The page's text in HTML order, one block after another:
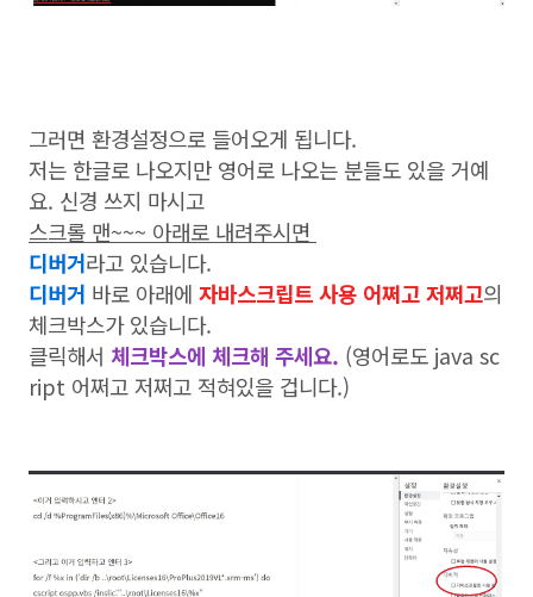
그러면 환경설정으로 들어오게 됩니다.
저는 한글로 나오지만 영어로 나오는 분들도 있을 거예
요. 신경 쓰지 마시고
스크롤 맨~~~ 아래로 내려주시면
디버거라고 있습니다.
디버거 바로 아래에 자바스크립트 사용 어쩌고 저쩌고의
체크박스가 있습니다.
클릭해서 체크박스에 체크해 주세요. (영어로도 java sc
ript 어쩌고 저쩌고 적혀있을 겁니다.)